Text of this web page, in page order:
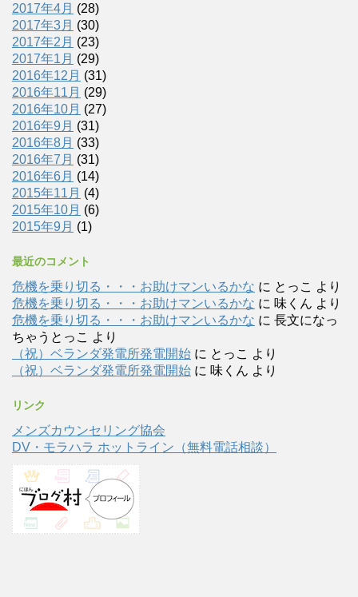
2017年4月 (28)
2017年3月 (30)
2017年2月 (23)
2017年1月 (29)
2016年12月 (31)
2016年11月 (29)
2016年10月 (27)
2016年9月 (31)
2016年8月 (33)
2016年7月 (31)
2016年6月 (14)
2015年11月 (4)
2015年10月 (6)
2015年9月 (1)
最近のコメント
危機を乗り切る・・・お助けマンいるかな に とっこ より
危機を乗り切る・・・お助けマンいるかな に 味くん より
危機を乗り切る・・・お助けマンいるかな に 長文になっ
ちゃうとっこ より
（祝）ベランダ発電所発電開始 に とっこ より
（祝）ベランダ発電所発電開始 に 味くん より
リンク
メンズカウンセリング協会
DV・モラハラ ホットライン（無料電話相談）